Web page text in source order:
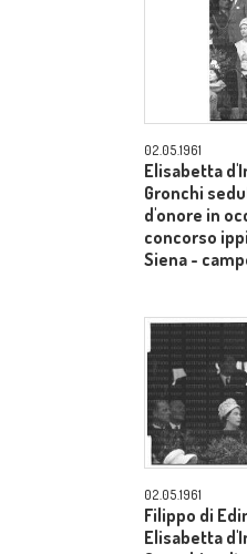
02.05.1961
Elisabetta
Gronchi
d'onore in
concorso
Siena -
02.05.1961
Filippo di
Elisabetta